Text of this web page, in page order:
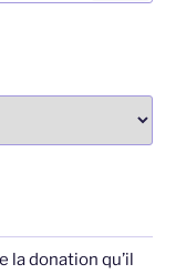
la donation qu’il